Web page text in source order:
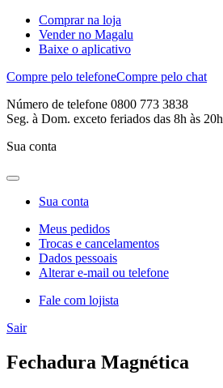
Comprar na loja
Vender no Magalu
Baixe o aplicativo
Compre pelo telefoneCompre pelo chat
Número de telefone 0800 773 3838
Seg. à Dom. exceto feriados das 8h às 20h
Sua conta
Sua conta
Meus pedidos
Trocas e cancelamentos
Dados pessoais
Alterar e-mail ou telefone
Fale com lojista
Sair
Fechadura Magnética